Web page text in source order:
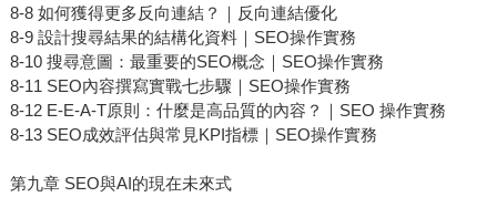
8-8 如何獲得更多反向連結？｜反向連結優化
8-9 設計搜尋結果的結構化資料｜SEO操作實務
8-10 搜尋意圖：最重要的SEO概念｜SEO操作實務
8-11 SEO內容撰寫實戰七步驟｜SEO操作實務
8-12 E-E-A-T原則：什麼是高品質的內容？｜SEO 操作實務
8-13 SEO成效評估與常見KPI指標｜SEO操作實務
第九章 SEO與AI的現在未來式